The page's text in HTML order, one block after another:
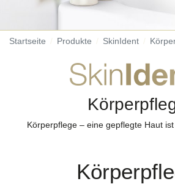
Körperpflege – eine gepflegte Haut
Startseite Produkte SkinIdent